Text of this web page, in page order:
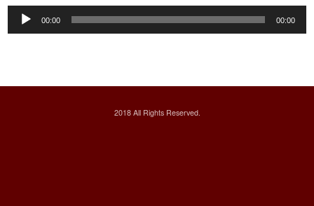
Audio
Player
00:00 00:00
2018 All Rights Reserved.